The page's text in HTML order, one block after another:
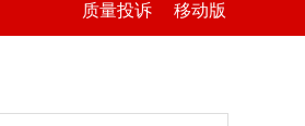
质量投诉 移动版